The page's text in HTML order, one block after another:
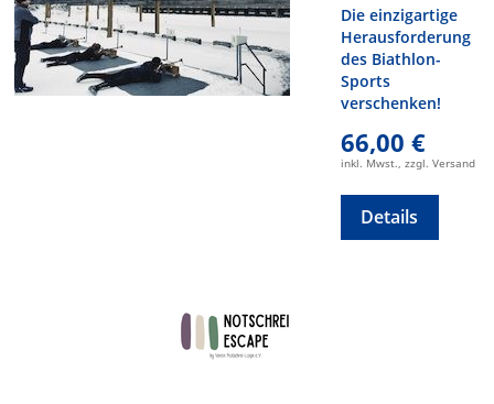
Die einzigartige
Herausforderung
des Biathlon-
Sports
verschenken!
66,00 €
inkl. Mwst., zzgl. Versand
Details